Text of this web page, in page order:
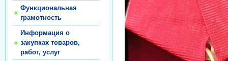
Функциональная
грамотность
Информация о
закупках товаров,
работ, услуг